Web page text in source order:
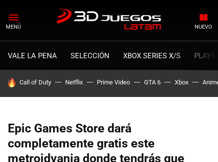
MENÚ NUEVO
VALE LA PENA SELECCIÓN XBOX SERIES X/S
HOY SE HABLA DE
Call of Duty Netflix Prime Video GTA 6 Xbox
Epic Games Store dará
completamente gratis este
metroidvania donde tendrás que